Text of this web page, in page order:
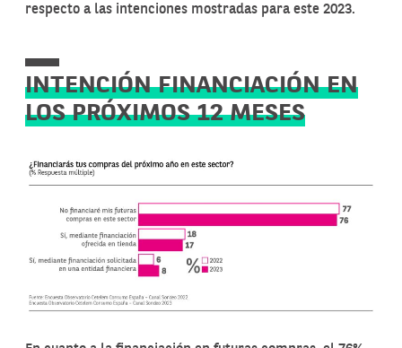
respecto a las intenciones mostradas para este 2023.
INTENCIÓN FINANCIACIÓN EN
LOS PRÓXIMOS 12 MESES